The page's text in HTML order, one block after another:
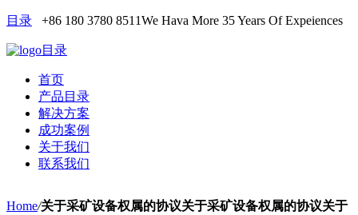
目录 +86 180 3780 8511We Hava More 35 Years Of Expeiences
目录
首页
产品目录
解决方案
成功案例
关于我们
联系我们
Home/关于采矿设备权属的协议关于采矿设备权属的协议关于